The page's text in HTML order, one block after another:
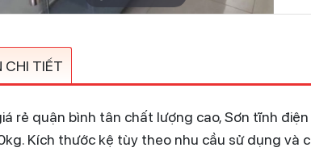
CHI TIẾT
rẻ quận bình tân chất lượng cao, Sơn tĩnh
Kích thước kệ tùy theo nhu cầu sử dụng và